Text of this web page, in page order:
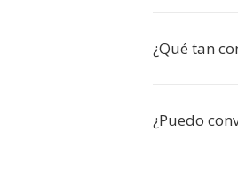
¿Qué tan
¿Puedo